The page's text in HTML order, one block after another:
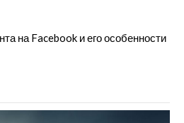
на Facebook и его особенности